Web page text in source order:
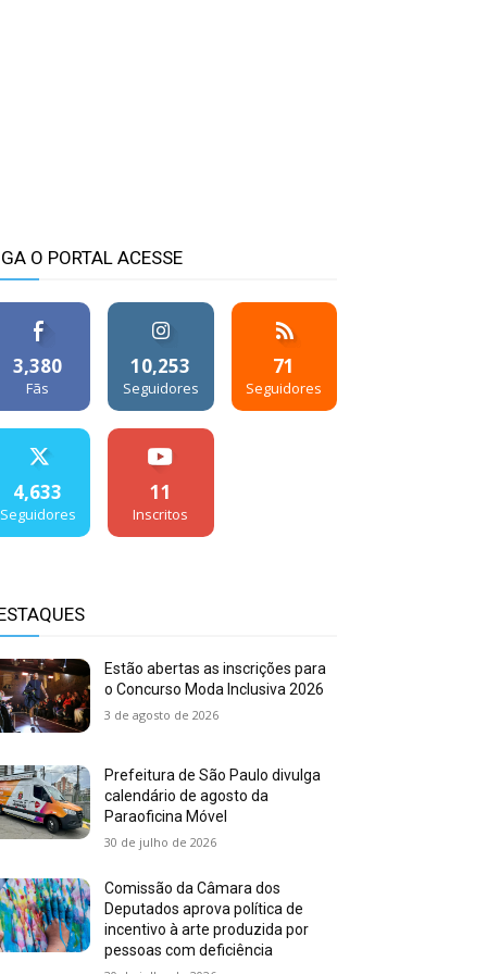
O PORTAL ACESSE
3,380
Fãs
10,253
Seguidores
71
Seguidores
4,633
Seguidores
11
Inscritos
Estão abertas as inscrições para
o Concurso Moda Inclusiva 2026
3 de agosto de 2026
Prefeitura de São Paulo divulga
calendário de agosto da
Paraoficina Móvel
30 de julho de 2026
Comissão da Câmara dos
Deputados aprova política de
incentivo à arte produzida por
pessoas com deficiência